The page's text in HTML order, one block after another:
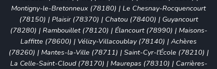
Montigny-le-Bretonneux (78180) | Le Chesnay-Rocquencourt
(78150) | Plaisir (78370) | Chatou (78400) | Guyancourt
(78280) | Rambouillet (78120) | Élancourt (78990) | Maisons-
Laffitte (78600) | Vélizy-Villacoublay (78140) | Achères
(78260) | Mantes-la-Ville (78711) | Saint-Cyr-l'École (78210) |
La Celle-Saint-Cloud (78170) | Maurepas (78310) | Carrières-